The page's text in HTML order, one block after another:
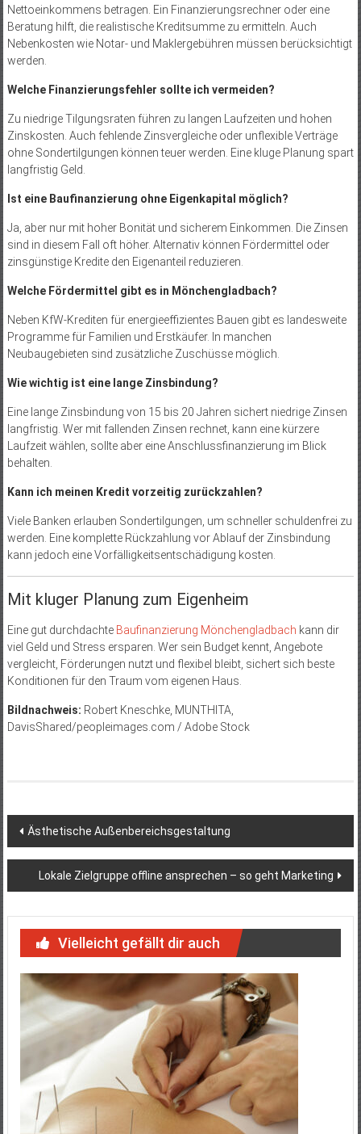
Nettoeinkommens betragen. Ein Finanzierungsrechner oder eine
Beratung hilft, die realistische Kreditsumme zu ermitteln. Auch
Nebenkosten wie Notar- und Maklergebühren müssen berücksichtigt
werden.
Welche Finanzierungsfehler sollte ich vermeiden?
Zu niedrige Tilgungsraten führen zu langen Laufzeiten und hohen
Zinskosten. Auch fehlende Zinsvergleiche oder unflexible Verträge
ohne Sondertilgungen können teuer werden. Eine kluge Planung spart
langfristig Geld.
Ist eine Baufinanzierung ohne Eigenkapital möglich?
Ja, aber nur mit hoher Bonität und sicherem Einkommen. Die Zinsen
sind in diesem Fall oft höher. Alternativ können Fördermittel oder
zinsgünstige Kredite den Eigenanteil reduzieren.
Welche Fördermittel gibt es in Mönchengladbach?
Neben KfW-Krediten für energieeffizientes Bauen gibt es landesweite
Programme für Familien und Erstkäufer. In manchen
Neubaugebieten sind zusätzliche Zuschüsse möglich.
Wie wichtig ist eine lange Zinsbindung?
Eine lange Zinsbindung von 15 bis 20 Jahren sichert niedrige Zinsen
langfristig. Wer mit fallenden Zinsen rechnet, kann eine kürzere
Laufzeit wählen, sollte aber eine Anschlussfinanzierung im Blick
behalten.
Kann ich meinen Kredit vorzeitig zurückzahlen?
Viele Banken erlauben Sondertilgungen, um schneller schuldenfrei zu
werden. Eine komplette Rückzahlung vor Ablauf der Zinsbindung
kann jedoch eine Vorfälligkeitsentschädigung kosten.
Mit kluger Planung zum Eigenheim
Eine gut durchdachte Baufinanzierung Mönchengladbach kann dir
viel Geld und Stress ersparen. Wer sein Budget kennt, Angebote
vergleicht, Förderungen nutzt und flexibel bleibt, sichert sich beste
Konditionen für den Traum vom eigenen Haus.
Bildnachweis: Robert Kneschke, MUNTHITA,
DavisShared/peopleimages.com / Adobe Stock
Beitragsnavigation
Ästhetische Außenbereichsgestaltung
Lokale Zielgruppe offline ansprechen – so geht Marketing
Vielleicht gefällt dir auch